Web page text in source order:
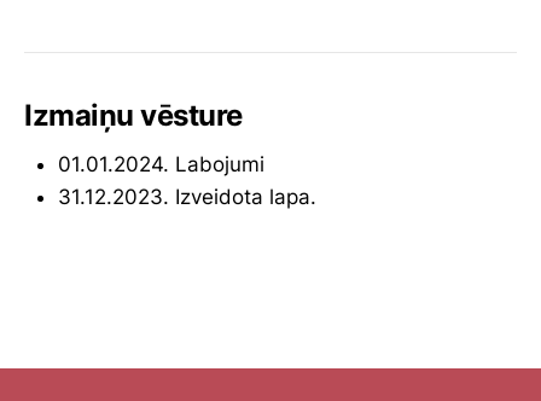
Izmaiņu vēsture
01.01.2024. Labojumi
31.12.2023. Izveidota lapa.